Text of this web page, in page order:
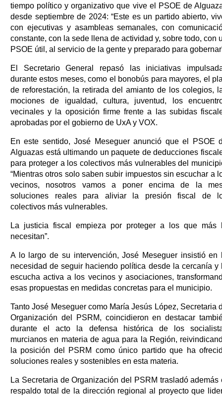
tiempo político y organizativo que vive el PSOE de
desde septiembre de 2024: “Este es un partido abierto,
con ejecutivas y asambleas semanales, con
constante, con la sede llena de actividad y, sobre todo, con
PSOE útil, al servicio de la gente y preparado para
El Secretario General repasó las iniciativas
durante estos meses, como el bonobús para mayores, el
de reforestación, la retirada del amianto de los colegios,
mociones de igualdad, cultura, juventud, los
vecinales y la oposición firme frente a las subidas
aprobadas por el gobierno de UxA y VOX.
En este sentido, José Meseguer anunció que el PSOE
Alguazas está ultimando un paquete de deducciones
para proteger a los colectivos más vulnerables del
“Mientras otros solo saben subir impuestos sin escuchar a
vecinos, nosotros vamos a poner encima de la
soluciones reales para aliviar la presión fiscal de
colectivos más vulnerables.
La justicia fiscal empieza por proteger a los que más
necesitan”.
A lo largo de su intervención, José Meseguer insistió en
necesidad de seguir haciendo política desde la cercanía y
escucha activa a los vecinos y asociaciones,
esas propuestas en medidas concretas para el municipio.
Tanto José Meseguer como María Jesús López, Secretaria
Organización del PSRM, coincidieron en destacar
durante el acto la defensa histórica de los
murcianos en materia de agua para la Región,
la posición del PSRM como único partido que ha
soluciones reales y sostenibles en esta materia.
La Secretaria de Organización del PSRM trasladó además
respaldo total de la dirección regional al proyecto que